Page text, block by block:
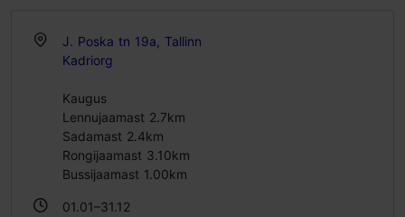
J. Poska tn 19a, Tallinn
Kadriorg
Kaugus
Lennujaamast 2.7km
Sadamast 2.4km
Rongijaamast 3.10km
Bussijaamast 1.00km
01.01–31.12